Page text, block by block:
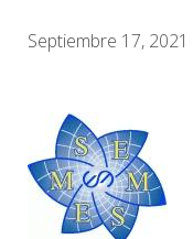
Septiembre 17, 2021